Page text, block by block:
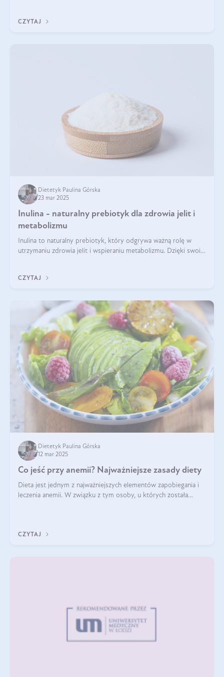
CZYTAJ
Dietetyk Paulina Górska
23 mar 2025
Inulina - naturalny prebiotyk dla zdrowia jelit i
metabolizmu
Inulina to naturalny prebiotyk, który odgrywa ważną rolę w
utrzymaniu zdrowia jelit i wspieraniu metabolizmu. Dzięki swoim
CZYTAJ
Dietetyk Paulina Górska
12 mar 2025
Co jeść przy anemii? Najważniejsze zasady diety
Dieta jest jednym z najważniejszych elementów zapobiegania i
leczenia anemii. W związku z tym osoby, u których została
CZYTAJ